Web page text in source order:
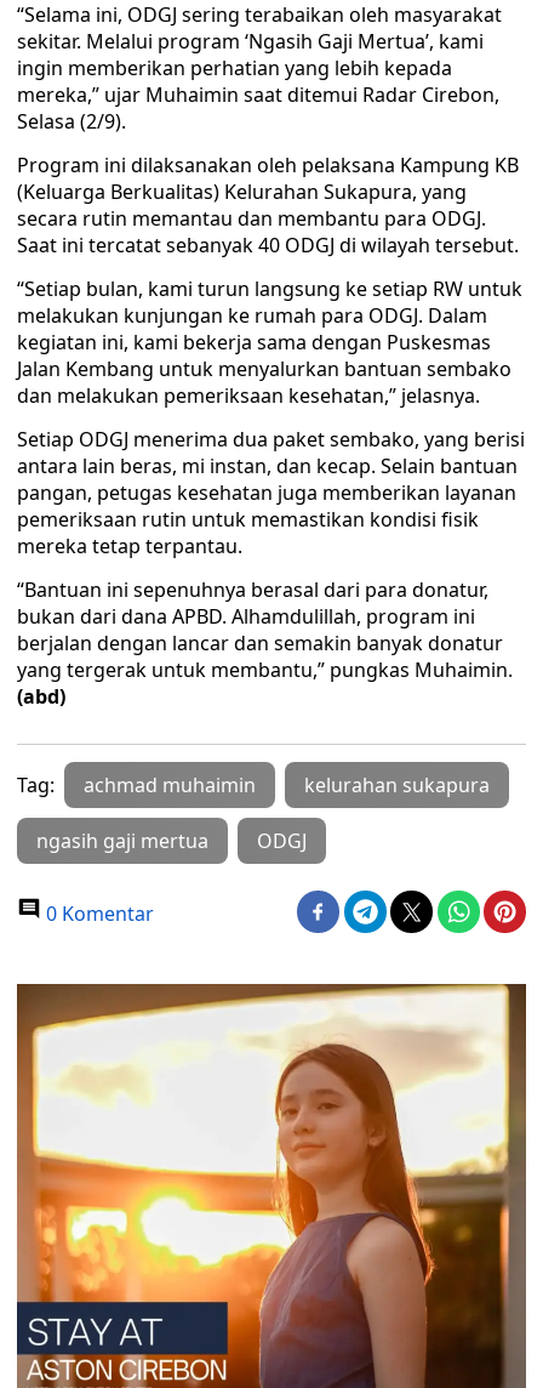
“Selama ini, ODGJ sering terabaikan oleh masyarakat
sekitar. Melalui program ‘Ngasih Gaji Mertua’, kami
ingin memberikan perhatian yang lebih kepada
mereka,” ujar Muhaimin saat ditemui Radar Cirebon,
Selasa (2/9).
Program ini dilaksanakan oleh pelaksana Kampung KB
(Keluarga Berkualitas) Kelurahan Sukapura, yang
secara rutin memantau dan membantu para ODGJ.
Saat ini tercatat sebanyak 40 ODGJ di wilayah tersebut.
“Setiap bulan, kami turun langsung ke setiap RW untuk
melakukan kunjungan ke rumah para ODGJ. Dalam
kegiatan ini, kami bekerja sama dengan Puskesmas
Jalan Kembang untuk menyalurkan bantuan sembako
dan melakukan pemeriksaan kesehatan,” jelasnya.
Setiap ODGJ menerima dua paket sembako, yang berisi
antara lain beras, mi instan, dan kecap. Selain bantuan
pangan, petugas kesehatan juga memberikan layanan
pemeriksaan rutin untuk memastikan kondisi fisik
mereka tetap terpantau.
“Bantuan ini sepenuhnya berasal dari para donatur,
bukan dari dana APBD. Alhamdulillah, program ini
berjalan dengan lancar dan semakin banyak donatur
yang tergerak untuk membantu,” pungkas Muhaimin.
(abd)
Tag: achmad muhaimin kelurahan sukapura
ngasih gaji mertua ODGJ
0 Komentar